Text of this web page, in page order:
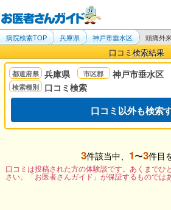
病院検索TOP 兵庫県 神戸市垂水区 頭痛外
口コミ検索結果
兵庫県 神戸市垂水区
口コミ検索
口コミ以外も検索
3件該当中、 1〜3件目
口コミは投稿された方の体験談です。あくまでひ
さい。「お医者さんガイド」が保証するものでは